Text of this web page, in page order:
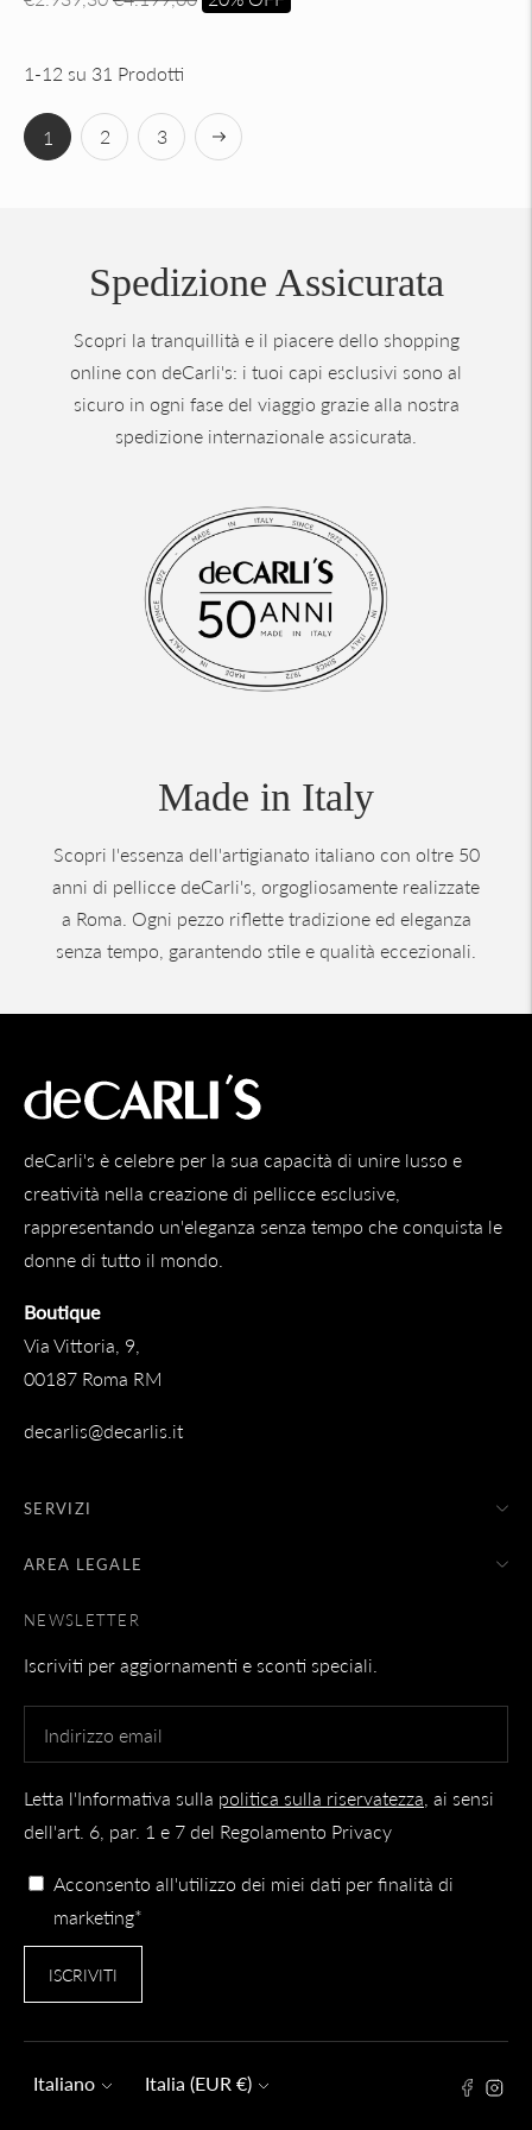
1 2 3 Successiva
1-12 su 31 Prodotti
Spedizione Assicurata
Scopri la tranquillità e il piacere dello shopping
online con deCarli's: i tuoi capi esclusivi sono al
sicuro in ogni fase del viaggio grazie alla nostra
spedizione internazionale assicurata.
Made in Italy
Scopri l'essenza dell'artigianato italiano con oltre 50
anni di pellicce deCarli's, orgogliosamente realizzate
a Roma. Ogni pezzo riflette tradizione ed eleganza
senza tempo, garantendo stile e qualità eccezionali.
deCarli's è celebre per la sua capacità di unire lusso e
creatività nella creazione di pellicce esclusive,
rappresentando un'eleganza senza tempo che conquista le
donne di tutto il mondo.
Boutique
Via Vittoria, 9,
00187 Roma RM
decarlis@decarlis.it
SERVIZI
AREA LEGALE
NEWSLETTER
Iscriviti per aggiornamenti e sconti speciali.
Letta l'Informativa sulla politica sulla riservatezza , ai sensi
dell'art. 6, par. 1 e 7 del Regolamento Privacy
Acconsento all'utilizzo dei miei dati per finalità di
marketing*
ISCRIVITI
Lingua
Italiano Valuta
Italia (EUR €)